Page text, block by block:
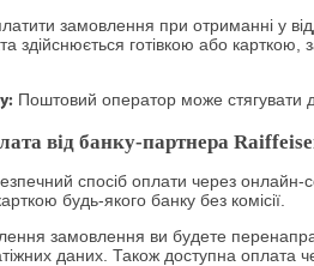
замовлення при отриманні у
здійснюється готівкою або
Поштовий оператор може стягувати
від банку-партнера
спосіб оплати через
будь-якого банку без комісії.
замовлення ви будете
даних. Також доступна оплата